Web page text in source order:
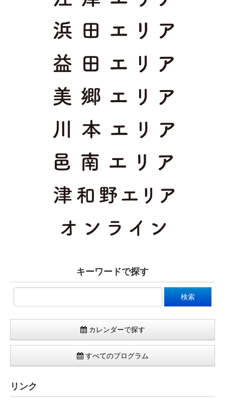
キーワードで探す
カレンダーで探す
すべてのプログラム
リンク